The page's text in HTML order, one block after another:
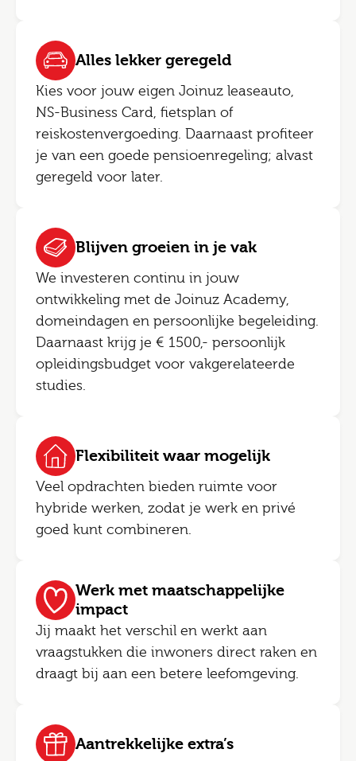
Alles lekker geregeld
Kies voor jouw eigen Joinuz leaseauto,
NS-Business Card, fietsplan of
reiskostenvergoeding. Daarnaast profiteer
je van een goede pensioenregeling; alvast
geregeld voor later.
Blijven groeien in je vak
We investeren continu in jouw
ontwikkeling met de Joinuz Academy,
domeindagen en persoonlijke begeleiding.
Daarnaast krijg je € 1500,- persoonlijk
opleidingsbudget voor vakgerelateerde
studies.
Flexibiliteit waar mogelijk
Veel opdrachten bieden ruimte voor
hybride werken, zodat je werk en privé
goed kunt combineren.
Werk met maatschappelijke
impact
Jij maakt het verschil en werkt aan
vraagstukken die inwoners direct raken en
draagt bij aan een betere leefomgeving.
Aantrekkelijke extra’s